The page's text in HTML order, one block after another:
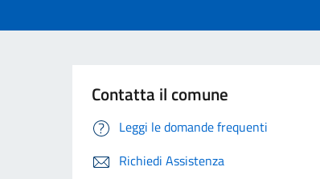
Contatta il comune
Leggi le domande frequenti
Richiedi Assistenza